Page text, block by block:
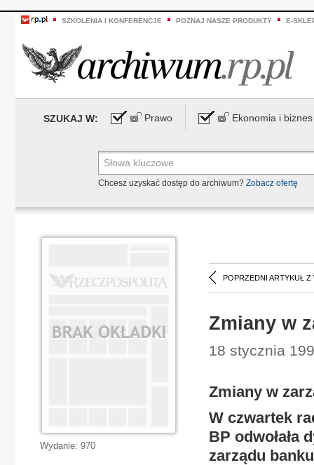
SZKOLENIA I KONFERENCJE POZNAJ NASZE PRODUKTY E-
SZUKAJ W: Prawo Ekonomia i biznes
Chcesz uzyskać dostęp do archiwum? Zobacz ofertę
POPRZEDNI ARTYKUŁ Z
Zmiany w
18 stycznia
Zmiany w
W czwartek
BP odwołała
zarządu
Wydanie: 970